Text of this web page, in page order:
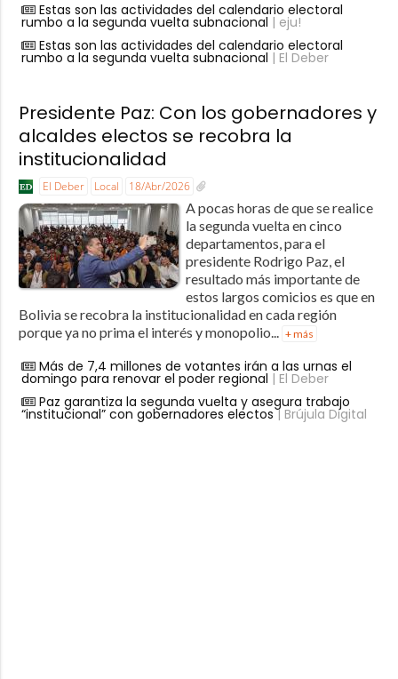
Estas son las actividades del calendario electoral
rumbo a la segunda vuelta subnacional | eju!
Estas son las actividades del calendario electoral
rumbo a la segunda vuelta subnacional | El Deber
Presidente Paz: Con los gobernadores y
alcaldes electos se recobra la
institucionalidad
El Deber Local 18/Abr/2026
A pocas horas de que se realice
la segunda vuelta en cinco
departamentos, para el
presidente Rodrigo Paz, el
resultado más importante de
estos largos comicios es que en
Bolivia se recobra la institucionalidad en cada región
porque ya no prima el interés y monopolio... + más
Más de 7,4 millones de votantes irán a las urnas el
domingo para renovar el poder regional | El Deber
Paz garantiza la segunda vuelta y asegura trabajo
“institucional” con gobernadores electos| Brújula Digital